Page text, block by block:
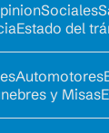
Sociales
Estado del
Automotores
y Misas